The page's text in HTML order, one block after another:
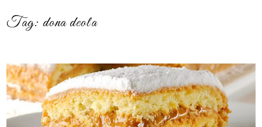
Tag:dona deola
post
thumbnail